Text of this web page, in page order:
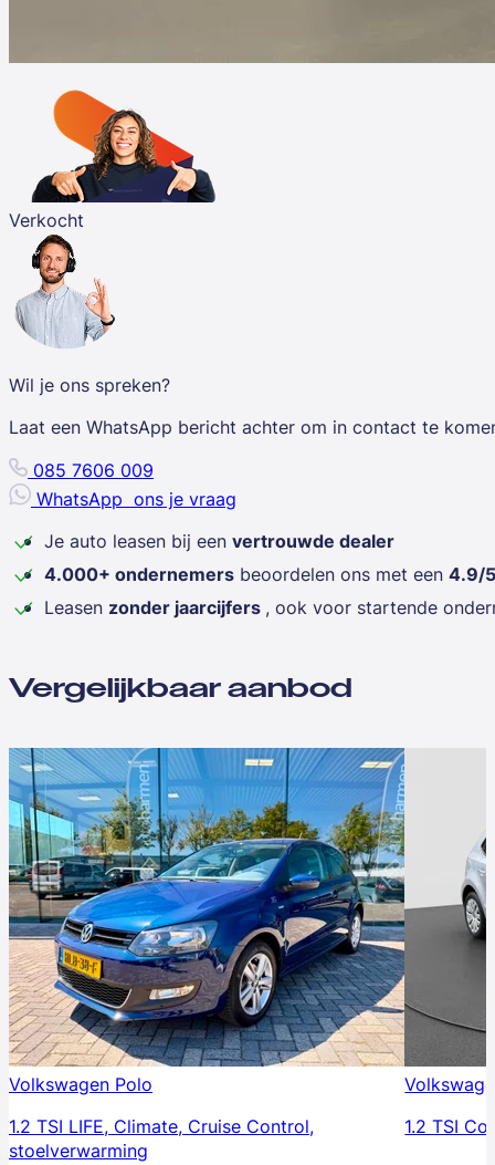
Verkocht
Wil je ons spreken?
Laat een WhatsApp bericht achter om in contact te
085 7606 009
WhatsApp ons je vraag
Je auto leasen bij een vertrouwde dealer
4.000+ ondernemers beoordelen ons met een 4.9/5
Leasen zonder jaarcijfers , ook voor startende
Vergelijkbaar aanbod
Volkswagen Polo
1.2 TSI LIFE, Climate, Cruise Control,
stoelverwarming
1.2 TSI